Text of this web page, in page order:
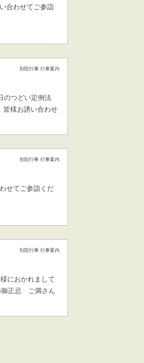
合わせてご参詣
別院行事 行事案内
のつどい定例法
皆様お誘い合わせ
別院行事 行事案内
せてご参詣くだ
別院行事 行事案内
におかれまして
御正忌 ご満さん